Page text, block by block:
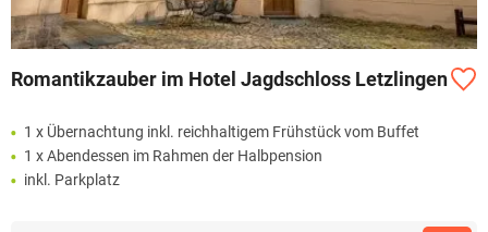
Romantikzauber im Hotel Jagdschloss Letzlingen
1 x Übernachtung inkl. reichhaltigem Frühstück vom Buffet
1 x Abendessen im Rahmen der Halbpension
inkl. Parkplatz